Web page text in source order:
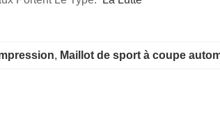
, Maillot de sport à coupe